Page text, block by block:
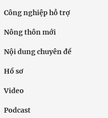
Công nghiệp hỗ trợ
Nông thôn mới
Nội dung chuyên đề
Hồ sơ
Video
Podcast